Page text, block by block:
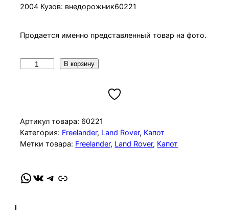
2004 Кузов: внедорожник60221
Продается именно представленный товар на фото.
ч
е
с
в
о
В корзину
Артикул товара: 60221
Категория: Freelander, Land Rover, Капот
Метки товара: Freelander, Land Rover, Капот
WhatsApp VK Telegram Link